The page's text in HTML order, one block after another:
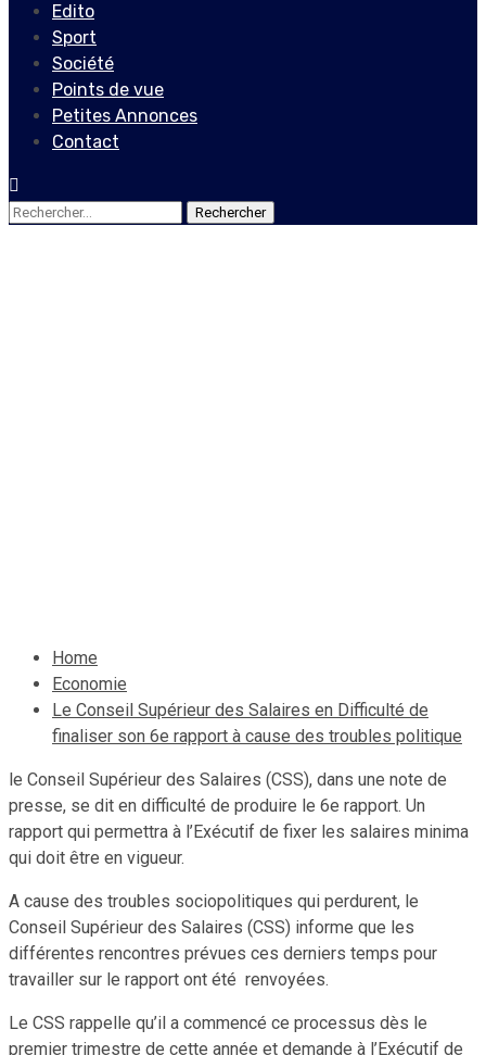
Edito
Sport
Société
Points de vue
Petites Annonces
Contact
Rechercher :
Home
Economie
Le Conseil Supérieur des Salaires en Difficulté de
finaliser son 6e rapport à cause des troubles politique
le Conseil Supérieur des Salaires (CSS), dans une note de
presse, se dit en difficulté de produire le 6e rapport. Un
rapport qui permettra à l’Exécutif de fixer les salaires minima
qui doit être en vigueur.
A cause des troubles sociopolitiques qui perdurent, le
Conseil Supérieur des Salaires (CSS) informe que les
différentes rencontres prévues ces derniers temps pour
travailler sur le rapport ont été renvoyées.
Le CSS rappelle qu’il a commencé ce processus dès le
premier trimestre de cette année et demande à l’Exécutif de